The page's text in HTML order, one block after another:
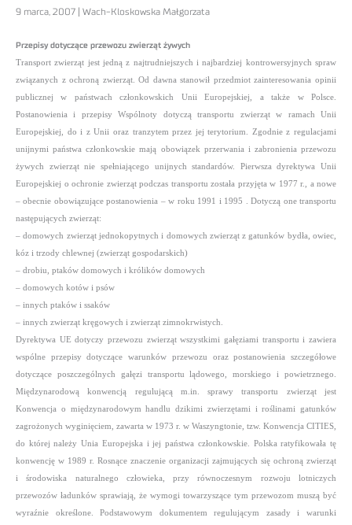
9 marca, 2007 | Wach-Kloskowska Małgorzata
Przepisy dotyczące przewozu zwierząt żywych
Transport zwierząt jest jedną z najtrudniejszych i najbardziej kontrowersyjnych spraw
związanych z ochroną zwierząt. Od dawna stanowił przedmiot zainteresowania opinii
publicznej w państwach członkowskich Unii Europejskiej, a także w Polsce.
Postanowienia i przepisy Wspólnoty dotyczą transportu zwierząt w ramach Unii
Europejskiej, do i z Unii oraz tranzytem przez jej terytorium. Zgodnie z regulacjami
unijnymi państwa członkowskie mają obowiązek przerwania i zabronienia przewozu
żywych zwierząt nie spełniającego unijnych standardów. Pierwsza dyrektywa Unii
Europejskiej o ochronie zwierząt podczas transportu została przyjęta w 1977 r., a nowe
– obecnie obowiązujące postanowienia – w roku 1991 i 1995 . Dotyczą one transportu
następujących zwierząt:
– domowych zwierząt jednokopytnych i domowych zwierząt z gatunków bydła, owiec,
kóz i trzody chlewnej (zwierząt gospodarskich)
– drobiu, ptaków domowych i królików domowych
– domowych kotów i psów
– innych ptaków i ssaków
– innych zwierząt kręgowych i zwierząt zimnokrwistych.
Dyrektywa UE dotyczy przewozu zwierząt wszystkimi gałęziami transportu i zawiera
wspólne przepisy dotyczące warunków przewozu oraz postanowienia szczegółowe
dotyczące poszczególnych gałęzi transportu lądowego, morskiego i powietrznego.
Międzynarodową konwencją regulującą m.in. sprawy transportu zwierząt jest
Konwencja o międzynarodowym handlu dzikimi zwierzętami i roślinami gatunków
zagrożonych wyginięciem, zawarta w 1973 r. w Waszyngtonie, tzw. Konwencja CITIES,
do której należy Unia Europejska i jej państwa członkowskie. Polska ratyfikowała tę
konwencję w 1989 r. Rosnące znaczenie organizacji zajmujących się ochroną zwierząt
i środowiska naturalnego człowieka, przy równoczesnym rozwoju lotniczych
przewozów ładunków sprawiają, że wymogi towarzyszące tym przewozom muszą być
wyraźnie określone. Podstawowym dokumentem regulującym zasady i warunki